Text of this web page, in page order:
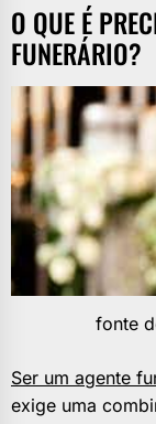
O QUE É
FUNERÁRIO?
fonte
Ser um agente
exige uma